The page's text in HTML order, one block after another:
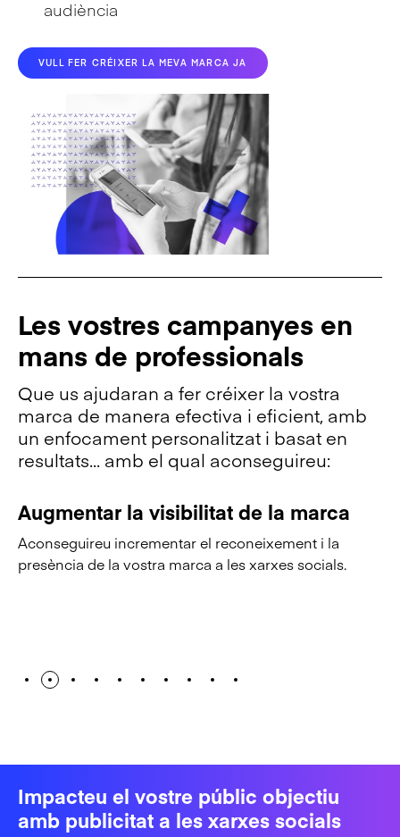
audiència
VULL FER CRÉIXER LA MEVA MARCA JA
Les vostres campanyes en
mans de professionals
Que us ajudaran a fer créixer la vostra
marca de manera efectiva i eficient, amb
un enfocament personalitzat i basat en
resultats... amb el qual aconseguireu:
Augmentar la visibilitat de la marca
Aconseguireu incrementar el reconeixement i la
presència de la vostra marca a les xarxes socials.
Impacteu el vostre públic objectiu
amb publicitat a les xarxes socials